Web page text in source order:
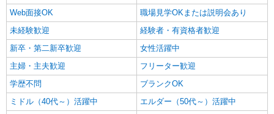
詳細を見る
派遣社員
株式会社kotrio /●FK-H-2068342
≪飯塚市≫介護の現場で心を燃やせ！！！デイ
サービスSTAFF
時給1450円〜2062円 ＜日払い有/週払い有/交
通費全支給(ガソリン代含む)＞
Web面接OK
職場見学OKまたは説明会あり
未経験歓迎
経験者・有資格者歓迎
新卒・第二新卒歓迎
女性活躍中
主婦・主夫歓迎
フリーター歓迎
学歴不問
ブランクOK
ミドル（40代～）活躍中
エルダー（50代～）活躍中